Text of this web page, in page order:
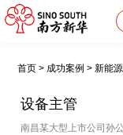
首页 > 成功案例 > 新能
设备主管
南昌某大型上市公司孙